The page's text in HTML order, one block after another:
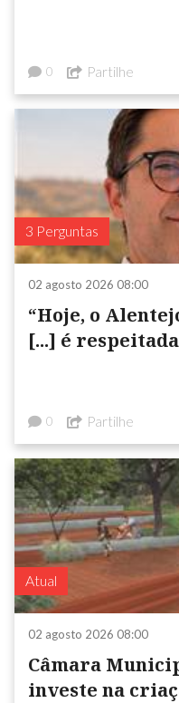
0 Partilhe
3 Perguntas
02 agosto 2026 08:00
“Hoje, o
0 Partilhe
Atual
02 agosto 2026 08:00
Câmara Municipal de